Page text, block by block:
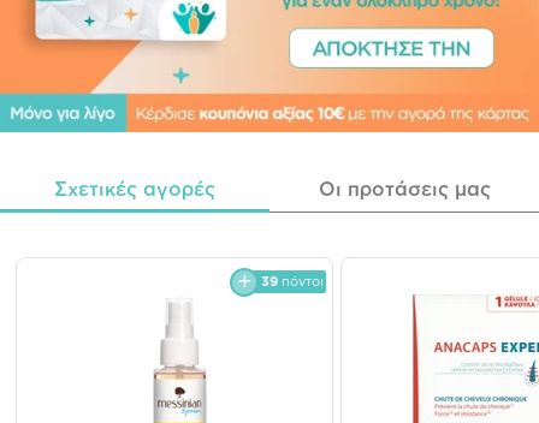
Σχετικές αγορές Οι προτάσεις μας
39 πόντοι